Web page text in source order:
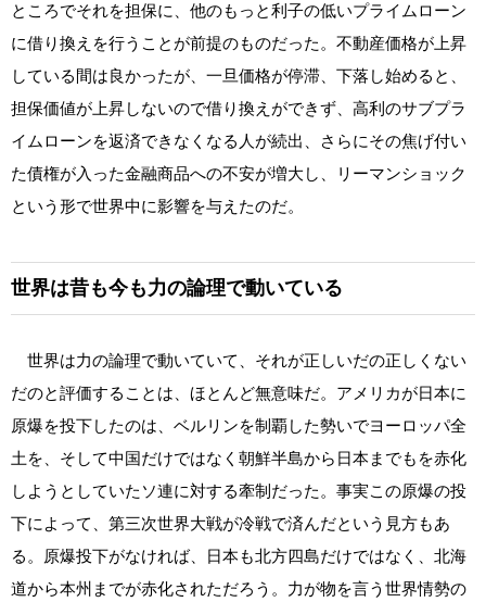
ところでそれを担保に、他のもっと利子の低いプライムローン
に借り換えを行うことが前提のものだった。不動産価格が上昇
している間は良かったが、一旦価格が停滞、下落し始めると、
担保価値が上昇しないので借り換えができず、高利のサブプラ
イムローンを返済できなくなる人が続出、さらにその焦げ付い
た債権が入った金融商品への不安が増大し、リーマンショック
という形で世界中に影響を与えたのだ。
世界は昔も今も力の論理で動いている
世界は力の論理で動いていて、それが正しいだの正しくない
だのと評価することは、ほとんど無意味だ。アメリカが日本に
原爆を投下したのは、ベルリンを制覇した勢いでヨーロッパ全
土を、そして中国だけではなく朝鮮半島から日本までもを赤化
しようとしていたソ連に対する牽制だった。事実この原爆の投
下によって、第三次世界大戦が冷戦で済んだという見方もあ
る。原爆投下がなければ、日本も北方四島だけではなく、北海
道から本州までが赤化されただろう。力が物を言う世界情勢の